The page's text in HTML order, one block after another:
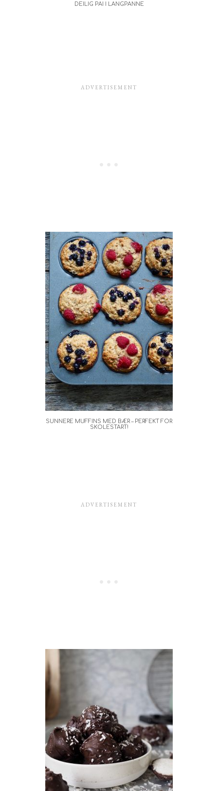
DEILIG PAI I LANGPANNE
SUNNERE MUFFINS MED BÆR – PERFEKT FOR
SKOLESTART!